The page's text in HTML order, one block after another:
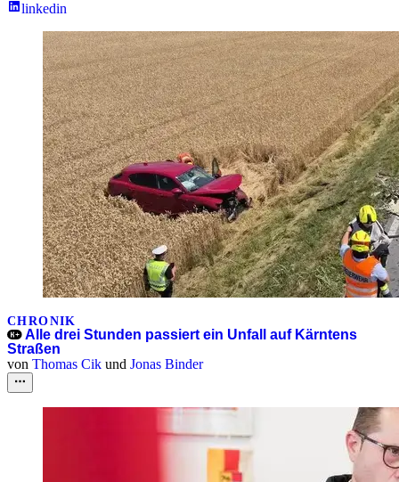
linkedin
CHRONIK
Alle drei Stunden passiert ein Unfall auf Kärntens
Straßen
von Thomas Cik und Jonas Binder